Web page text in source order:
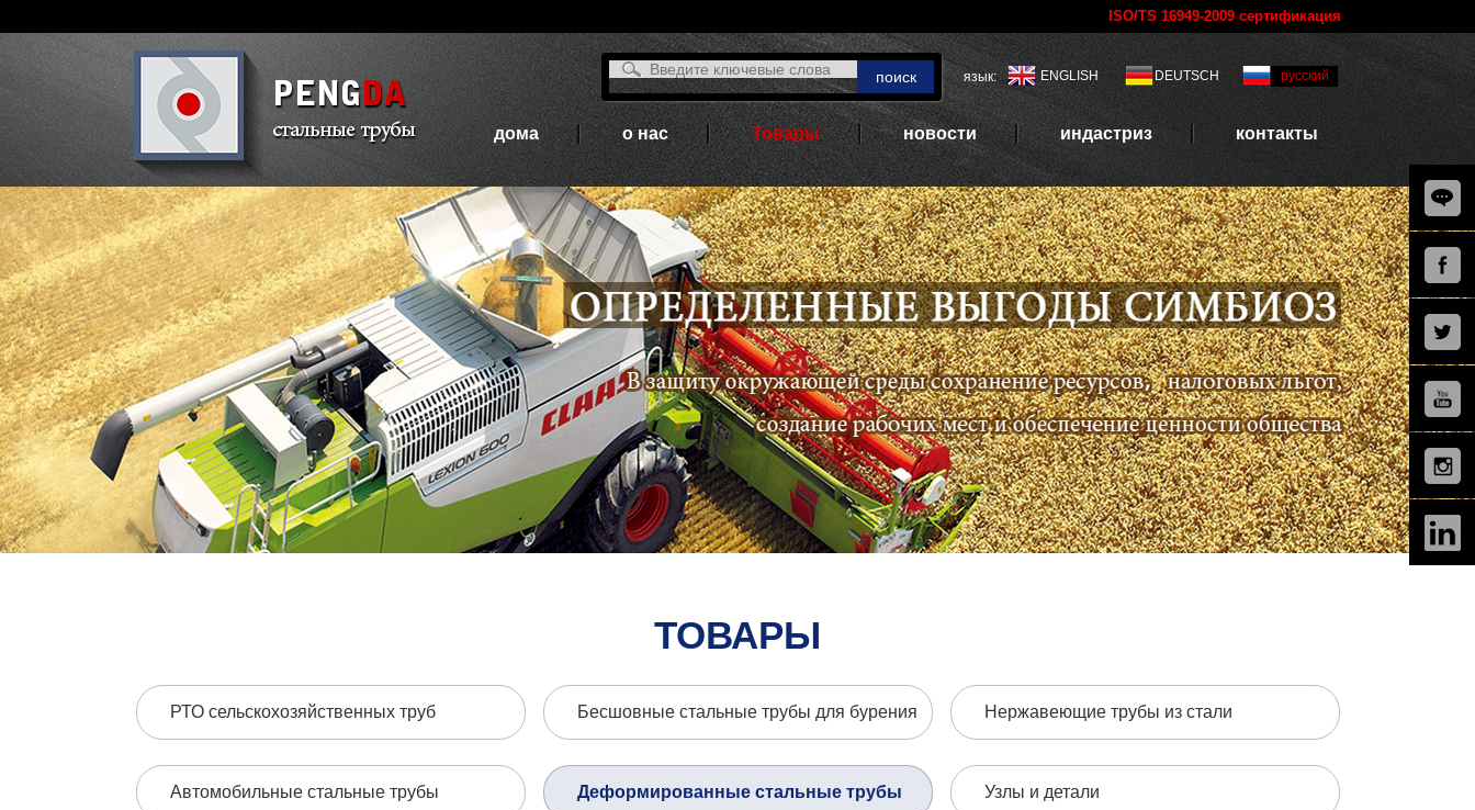
ISO/TS 16949-2009 сертификация
язык: ENGLISH DEUTSCH русский
дома о нас Товары новости индастриз контакты
ТОВАРЫ
РТО сельскохозяйственных труб Бесшовные стальные трубы для бурения Нержавеющие трубы из стали
Автомобильные стальные трубы Деформированные стальные трубы Узлы и детали